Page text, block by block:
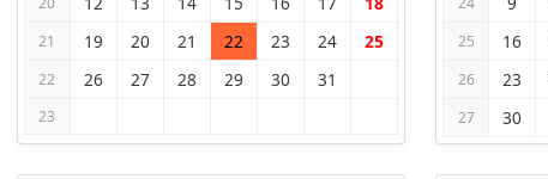
21 19 20 21 22 23 24 25
22 26 27 28 29 30 31
23
25 16
26 23
27 30